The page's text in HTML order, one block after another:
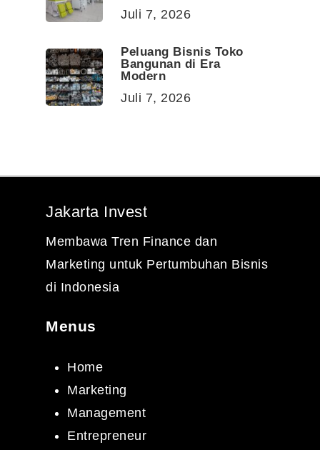
Juli 7, 2026
Peluang Bisnis Toko
Bangunan di Era
Modern
Juli 7, 2026
Jakarta Invest
Membawa Tren Finance dan
Marketing untuk Pertumbuhan Bisnis
di Indonesia
Menus
Home
Marketing
Management
Entrepreneur